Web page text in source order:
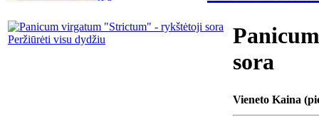
Peržiūrėti visu dydžiu
sora
Vieneto Kaina